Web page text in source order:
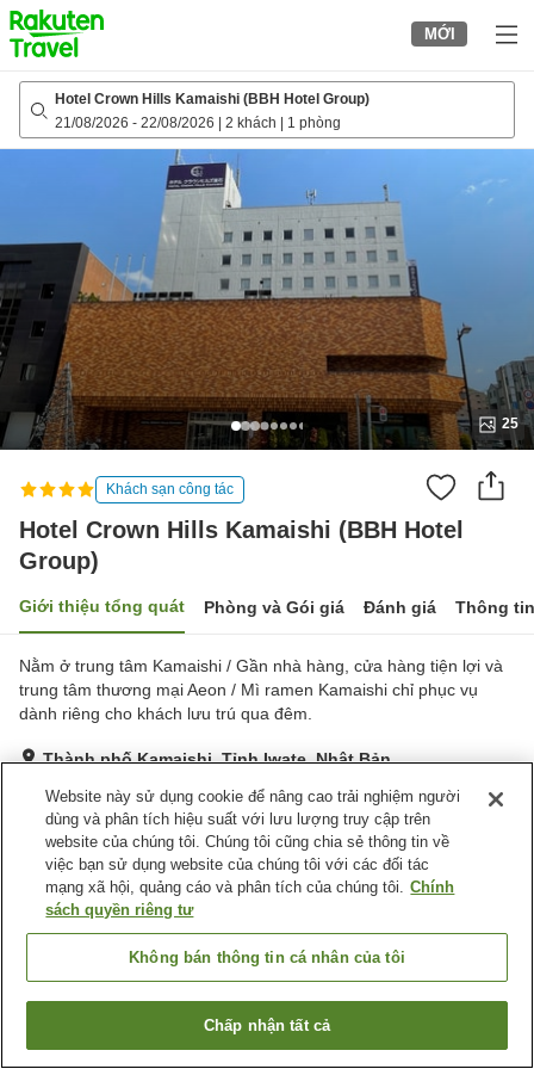
to
top
page
MỚI
Hotel Crown Hills Kamaishi (BBH Hotel Group)
21/08/2026 - 22/08/2026 2 khách 1 phòng
25
Khách sạn công tác
Hotel Crown Hills Kamaishi (BBH Hotel
Group)
Giới thiệu tổng quát Phòng và Gói giá Đánh giá Thông
Nằm ở trung tâm Kamaishi / Gần nhà hàng, cửa hàng tiện lợi và
trung tâm thương mại Aeon / Mì ramen Kamaishi chỉ phục vụ
dành riêng cho khách lưu trú qua đêm.
Thành phố Kamaishi, Tỉnh Iwate, Nhật Bản
Rất tốt Đánh giá:323lượt
Tiện nghi chỗ nghỉ
Máy bán hàng tự động
Hotel Crown Hills Kamaishi (BBH Hotel Group)
Tìm phòng trống
Website này sử dụng cookie để nâng cao trải nghiệm người
dùng và phân tích hiệu suất với lưu lượng truy cập trên
website của chúng tôi. Chúng tôi cũng chia sẻ thông tin về
việc bạn sử dụng website của chúng tôi với các đối tác
mạng xã hội, quảng cáo và phân tích của chúng tôi. Chính
sách quyền riêng tư
Không bán thông tin cá nhân của tôi
Chấp nhận tất cả